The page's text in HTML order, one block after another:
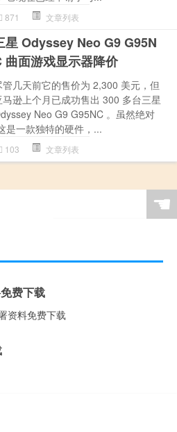
871 文章列表
星 Odyssey Neo G9 G95N
曲面游戏显示器降价
管几天前它的售价为 2,300 美元，但
马逊上个月已成功售出 300 多台三星
Neo G9 G95NC 。虽然绝对
是一款独特的硬件，...
103 文章列表
☚
费下载